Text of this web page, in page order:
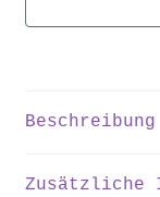
Beschreibung
Zusätzliche